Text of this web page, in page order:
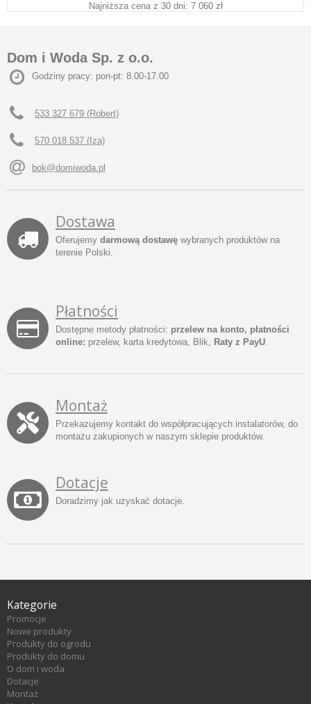
Najniższa cena z 30 dni: 7 060 zł
Dom i Woda Sp. z o.o.
Godziny pracy: pon-pt: 8.00-17.00
533 327 679 (Robert)
570 018 537 (Iza)
bok@domiwoda.pl
Dostawa
Oferujemy darmową dostawę wybranych produktów na
terenie Polski.
Płatności
Dostępne metody płatności: przelew na konto, płatności
online: przelew, karta kredytowa, Blik, Raty z PayU.
Montaż
Przekazujemy kontakt do współpracujących instalatorów, do
montażu zakupionych w naszym sklepie produktów.
Dotacje
Doradzimy jak uzyskać dotacje.
Kategorie
Promocje
Nowe produkty
Produkty do ogrodu
Produkty do domu
O dom i woda
Dotacje
Montaż